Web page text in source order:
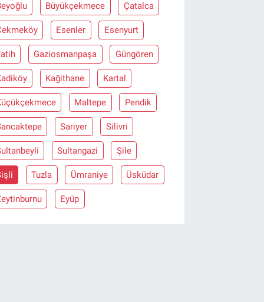
Büyükçekmece Çatalca
Esenler Esenyurt
Gaziosmanpaşa Güngören
Kağithane Kartal
Maltepe Pendik
Sariyer Silivri
Sultangazi Şile
Tuzla Ümraniye Üsküdar
Eyüp